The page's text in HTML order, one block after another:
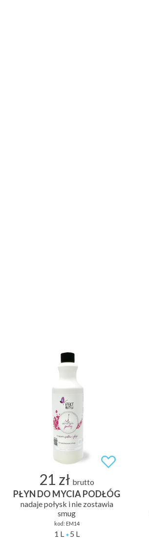
21 zł brutto
PŁYN DO MYCIA PODŁÓG
nadaje połysk i nie zostawia
smug
kod: EM14
1 L 5 L